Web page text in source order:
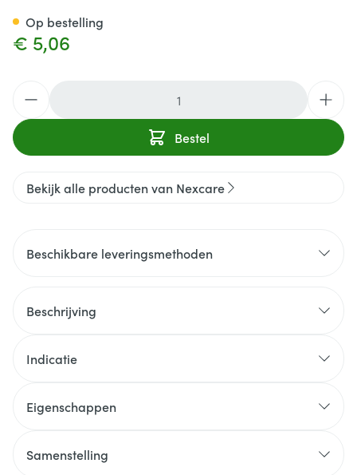
€ 5,06
Bestel
Op bestelling
Bekijk alle producten van Nexcare
Beschikbare leveringsmethoden
Beschrijving
Indicatie
Eigenschappen
Samenstelling